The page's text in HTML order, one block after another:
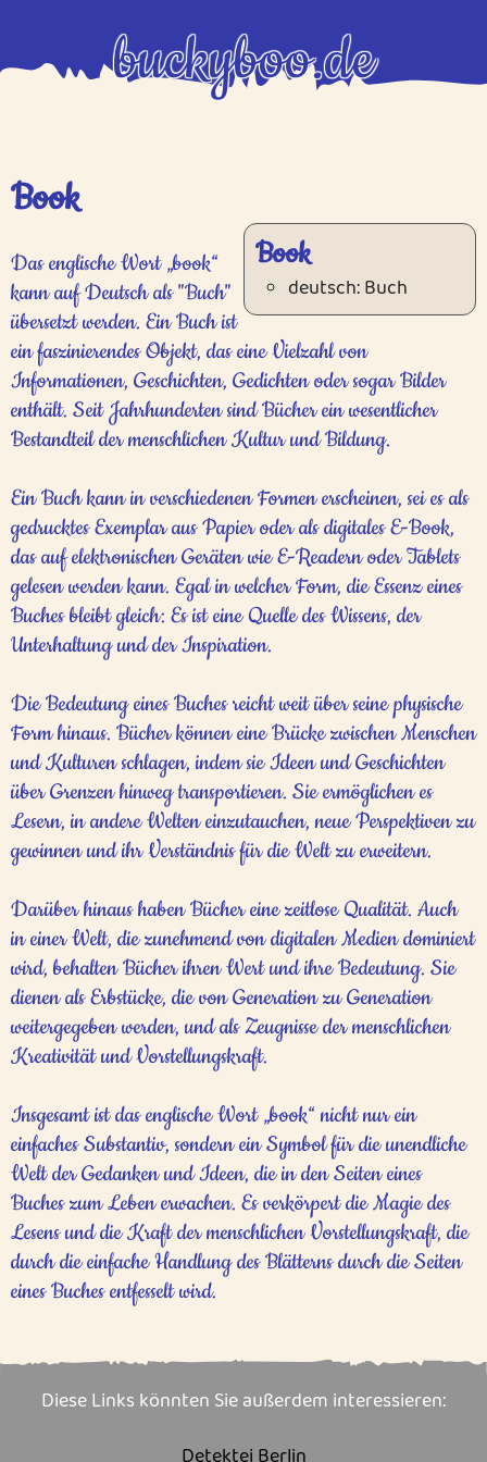
buckyboo.de
Book
Book
deutsch: Buch
Das englische Wort „book“
kann auf Deutsch als "Buch"
übersetzt werden. Ein Buch ist
ein faszinierendes Objekt, das eine Vielzahl von
Informationen, Geschichten, Gedichten oder sogar Bilder
enthält. Seit Jahrhunderten sind Bücher ein wesentlicher
Bestandteil der menschlichen Kultur und Bildung.
Ein Buch kann in verschiedenen Formen erscheinen, sei es als
gedrucktes Exemplar aus Papier oder als digitales E-Book,
das auf elektronischen Geräten wie E-Readern oder Tablets
gelesen werden kann. Egal in welcher Form, die Essenz eines
Buches bleibt gleich: Es ist eine Quelle des Wissens, der
Unterhaltung und der Inspiration.
Die Bedeutung eines Buches reicht weit über seine physische
Form hinaus. Bücher können eine Brücke zwischen Menschen
und Kulturen schlagen, indem sie Ideen und Geschichten
über Grenzen hinweg transportieren. Sie ermöglichen es
Lesern, in andere Welten einzutauchen, neue Perspektiven zu
gewinnen und ihr Verständnis für die Welt zu erweitern.
Darüber hinaus haben Bücher eine zeitlose Qualität. Auch
in einer Welt, die zunehmend von digitalen Medien dominiert
wird, behalten Bücher ihren Wert und ihre Bedeutung. Sie
dienen als Erbstücke, die von Generation zu Generation
weitergegeben werden, und als Zeugnisse der menschlichen
Kreativität und Vorstellungskraft.
Insgesamt ist das englische Wort „book“ nicht nur ein
einfaches Substantiv, sondern ein Symbol für die unendliche
Welt der Gedanken und Ideen, die in den Seiten eines
Buches zum Leben erwachen. Es verkörpert die Magie des
Lesens und die Kraft der menschlichen Vorstellungskraft, die
durch die einfache Handlung des Blätterns durch die Seiten
eines Buches entfesselt wird.
Diese Links könnten Sie außerdem interessieren: